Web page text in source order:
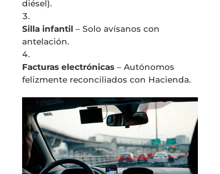
diésel).
Silla infantil – Solo avísanos con
antelación.
Facturas electrónicas– Autónomos
felizmente reconciliados con Hacienda.